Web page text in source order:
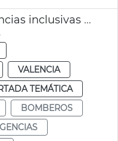
Formación en emergencias inclusivas para Bomberos
VALENCIA
TEMÁTICA
BOMBEROS